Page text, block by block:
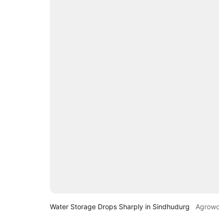
Water Storage Drops Sharply in Sindhudurg